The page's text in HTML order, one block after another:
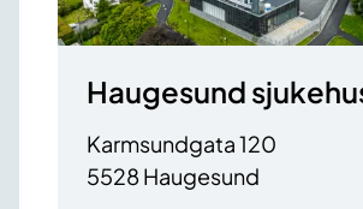
Haugesund
Karmsundgata 120
5528 Haugesund